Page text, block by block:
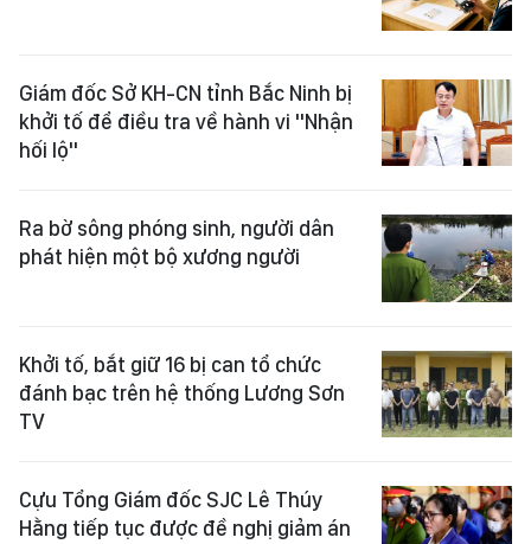
Giám đốc Sở KH-CN tỉnh Bắc Ninh bị
khởi tố để điều tra về hành vi "Nhận
hối lộ"
Ra bờ sông phóng sinh, người dân
phát hiện một bộ xương người
Khởi tố, bắt giữ 16 bị can tổ chức
đánh bạc trên hệ thống Lương Sơn
TV
Cựu Tổng Giám đốc SJC Lê Thúy
Hằng tiếp tục được đề nghị giảm án